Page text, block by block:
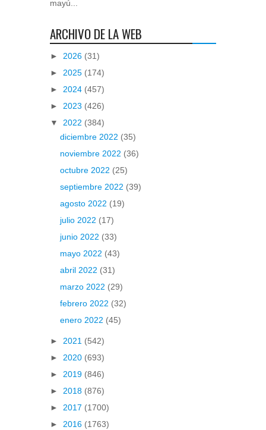
mayú...
ARCHIVO DE LA WEB
► 2026 (31)
► 2025 (174)
► 2024 (457)
► 2023 (426)
▼ 2022 (384)
diciembre 2022 (35)
noviembre 2022 (36)
octubre 2022 (25)
septiembre 2022 (39)
agosto 2022 (19)
julio 2022 (17)
junio 2022 (33)
mayo 2022 (43)
abril 2022 (31)
marzo 2022 (29)
febrero 2022 (32)
enero 2022 (45)
► 2021 (542)
► 2020 (693)
► 2019 (846)
► 2018 (876)
► 2017 (1700)
► 2016 (1763)